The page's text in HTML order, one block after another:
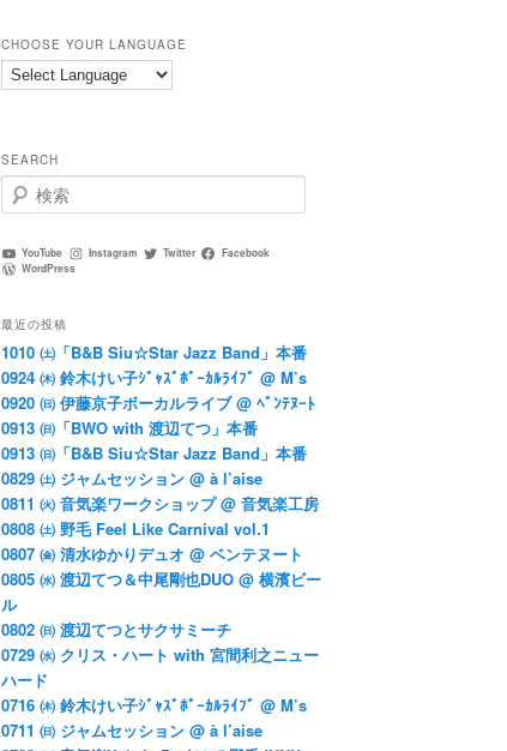
CHOOSE YOUR LANGUAGE
SEARCH
検
索
YouTube Instagram Twitter
Facebook
WordPress
最近の投稿
1010 ㈯「B&B Siu☆Star Jazz Band」本番
0924 ㈭ 鈴木けい子ｼﾞｬｽﾞﾎﾞｰｶﾙﾗｲﾌﾞ @ M’s
0920 ㈰ 伊藤京子ボーカルライブ @ ﾍﾞﾝﾃﾇｰﾄ
0913 ㈰「BWO with 渡辺てつ」本番
0913 ㈰「B&B Siu☆Star Jazz Band」本番
0829 ㈯ ジャムセッション @ à l’aise
0811 ㈫ 音気楽ワークショップ @ 音気楽工房
0808 ㈯ 野毛 Feel Like Carnival vol.1
0807 ㈮ 清水ゆかりデュオ @ ベンテヌート
0805 ㈬ 渡辺てつ＆中尾剛也DUO @ 横濱ビー
ル
0802 ㈰ 渡辺てつとサクサミーチ
0729 ㈬ クリス・ハート with 宮間利之ニュー
ハード
0716 ㈭ 鈴木けい子ｼﾞｬｽﾞﾎﾞｰｶﾙﾗｲﾌﾞ @ M’s
0711 ㈰ ジャムセッション @ à l’aise